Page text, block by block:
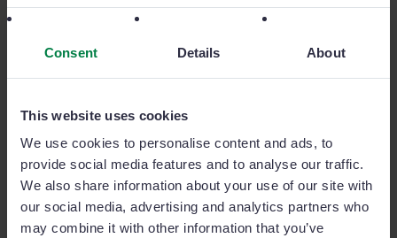
Consent Details About
This website uses cookies
We use cookies to personalise content and ads, to
provide social media features and to analyse our traffic.
We also share information about your use of our site with
our social media, advertising and analytics partners who
may combine it with other information that you’ve
estas tareas van a hacerte perder tu tiempo.
si no lo hago? Si la respuesta es NADA, entonces di
que NO.
#7 No seas un esclavo
Cuando estamos poco productivos y con “pocas ganas
de trabajar” encontramos una excusa para todo. Y la
excusa más efectiva es estaractualizandolabandeja